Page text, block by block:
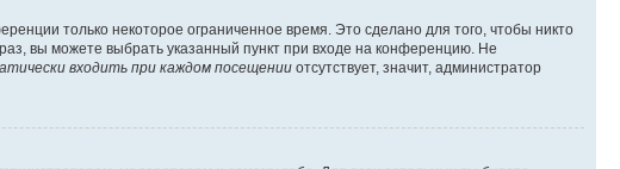
только некоторое ограниченное время. Это сделано для того, чтобы никто
вы можете выбрать указанный пункт при входе на конференцию. Не
входить при каждом посещении отсутствует, значит, администратор